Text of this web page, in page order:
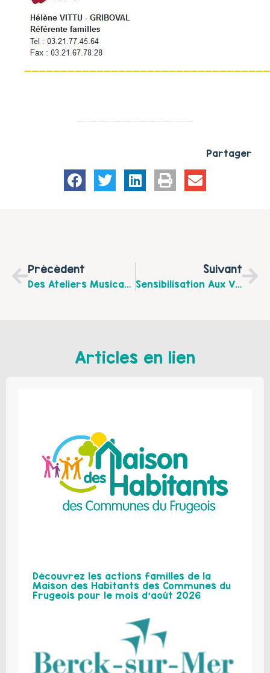
Partager
Précédent
Des Ateliers Musicaux Gratuits Et Ouverts À Tous Sur Le Territoire De Lens-Liévin … Allez Essayer !!!
Suivant
Sensibilisation Aux Violences Conjugales – Réseau De Prévention Et De Lutte Contre Les Violences Conjugales
Articles en lien
Découvrez les actions familles de la
Maison des Habitants des Communes du
Frugeois pour le mois d’août 2026